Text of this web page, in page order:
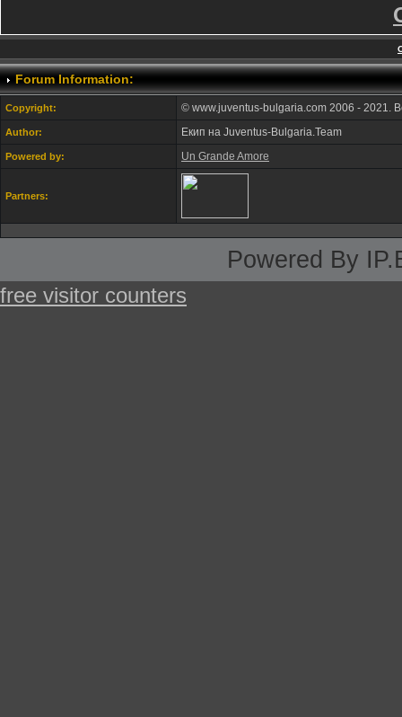
Forum Information:
Copyright: © www.juventus-bulgaria.com 2006 - 2021.
Author: Екип на Juventus-Bulgaria.Team
Powered by: Un Grande Amore
Partners:
Powered By
free visitor counters